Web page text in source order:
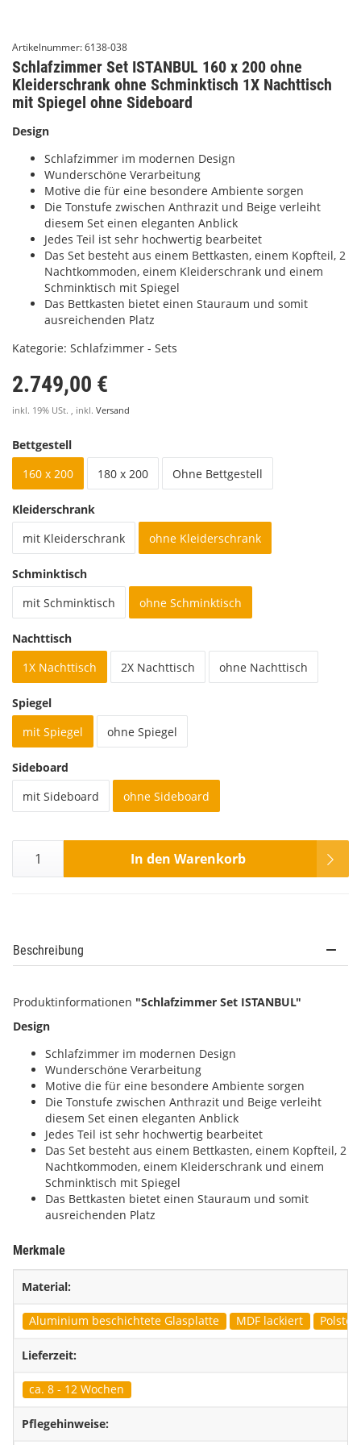
Artikelnummer:6138-038
Schlafzimmer Set ISTANBUL 160 x 200 ohne
Kleiderschrank ohne Schminktisch 1X Nachttisch
mit Spiegel ohne Sideboard
Design
Schlafzimmer im modernen Design
Wunderschöne Verarbeitung
Motive die für eine besondere Ambiente sorgen
Die Tonstufe zwischen Anthrazit und Beige verleiht
diesem Set einen eleganten Anblick
Jedes Teil ist sehr hochwertig bearbeitet
Das Set besteht aus einem Bettkasten, einem Kopfteil, 2
Nachtkommoden, einem Kleiderschrank und einem
Schminktisch mit Spiegel
Das Bettkasten bietet einen Stauraum und somit
ausreichenden Platz
Kategorie: Schlafzimmer - Sets
2.749,00 €
inkl. 19% USt. , inkl. Versand
Bettgestell
160 x 200
180 x 200 Ohne Bettgestell
Kleiderschrank
mit Kleiderschrank
ohne Kleiderschrank
Schminktisch
mit Schminktisch
ohne Schminktisch
Nachttisch
1X Nachttisch
2X Nachttisch ohne Nachttisch
Spiegel
mit Spiegel
ohne Spiegel
Sideboard
mit Sideboard
ohne Sideboard
In den Warenkorb
Beschreibung
Produktinformationen "Schlafzimmer Set ISTANBUL"
Design
Schlafzimmer im modernen Design
Wunderschöne Verarbeitung
Motive die für eine besondere Ambiente sorgen
Die Tonstufe zwischen Anthrazit und Beige verleiht
diesem Set einen eleganten Anblick
Jedes Teil ist sehr hochwertig bearbeitet
Das Set besteht aus einem Bettkasten, einem Kopfteil, 2
Nachtkommoden, einem Kleiderschrank und einem
Schminktisch mit Spiegel
Das Bettkasten bietet einen Stauraum und somit
ausreichenden Platz
Merkmale
Material:
Aluminium beschichtete Glasplatte MDF lackiert Polster
Lieferzeit:
ca. 8 - 12 Wochen
Pflegehinweise: